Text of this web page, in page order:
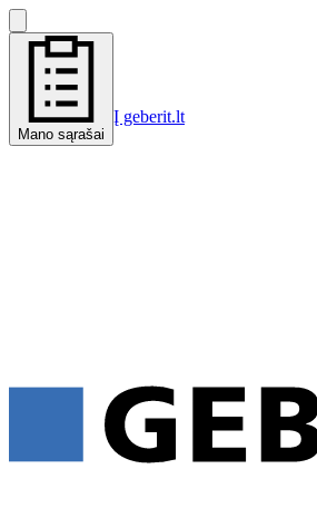
Mano sąrašai
Į geberit.lt